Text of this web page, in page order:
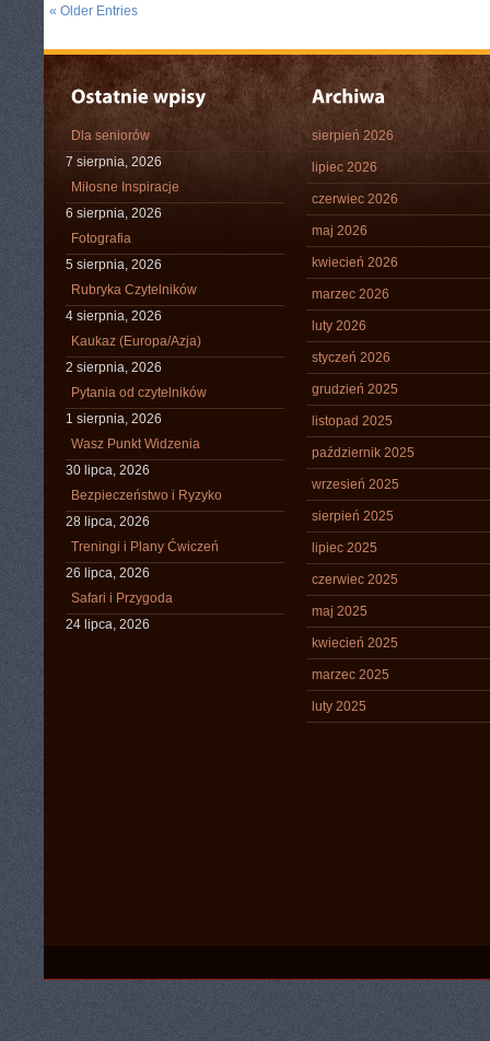
« Older Entries
Dla seniorów
7 sierpnia, 2026
Miłosne Inspiracje
6 sierpnia, 2026
Fotografia
5 sierpnia, 2026
Rubryka Czytelników
4 sierpnia, 2026
Kaukaz (Europa/Azja)
2 sierpnia, 2026
Pytania od czytelników
1 sierpnia, 2026
Wasz Punkt Widzenia
30 lipca, 2026
Bezpieczeństwo i Ryzyko
28 lipca, 2026
Treningi i Plany Ćwiczeń
26 lipca, 2026
Safari i Przygoda
24 lipca, 2026
sierpień 2026
lipiec 2026
czerwiec 2026
maj 2026
kwiecień 2026
marzec 2026
luty 2026
styczeń 2026
grudzień 2025
listopad 2025
październik 2025
wrzesień 2025
sierpień 2025
lipiec 2025
czerwiec 2025
maj 2025
kwiecień 2025
marzec 2025
luty 2025